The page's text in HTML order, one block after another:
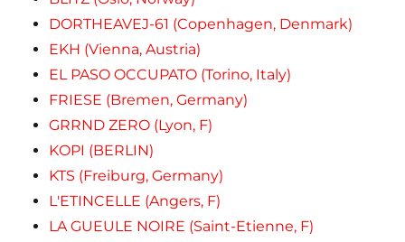
DORTHEAVEJ-61 (Copenhagen, Denmark)
EKH (Vienna, Austria)
EL PASO OCCUPATO (Torino, Italy)
FRIESE (Bremen, Germany)
GRRND ZERO (Lyon, F)
KOPI (BERLIN)
KTS (Freiburg, Germany)
L'ETINCELLE (Angers, F)
LA GUEULE NOIRE (Saint-Etienne, F)